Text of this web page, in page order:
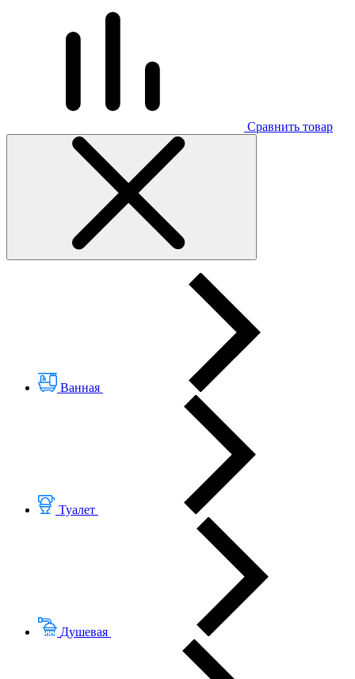
Сравнить товар
Ванная
Туалет
Душевая